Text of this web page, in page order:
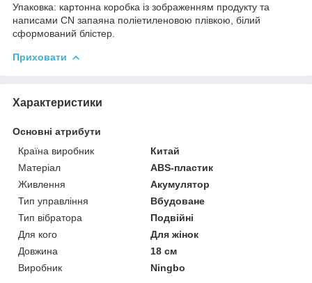
Упаковка: картонна коробка із зображенням продукту та
написами CN запаяна поліетиленовою плівкою, білий
сформований блістер.
Приховати
Характеристики
Основні атрибути
Країна виробник
Китай
Матеріал
ABS-пластик
Живлення
Акумулятор
Тип управління
Вбудоване
Тип вібратора
Подвійні
Для кого
Для жінок
Довжина
18 см
Виробник
Ningbo